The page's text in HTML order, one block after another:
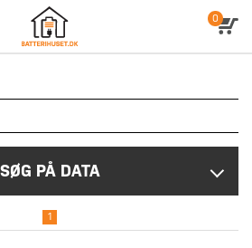
0
SØG PÅ DATA
1